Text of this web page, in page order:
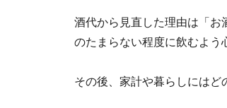
酒代から見直した理由は「お
のたまらない程度に飲むよう
その後、家計や暮らしにはど